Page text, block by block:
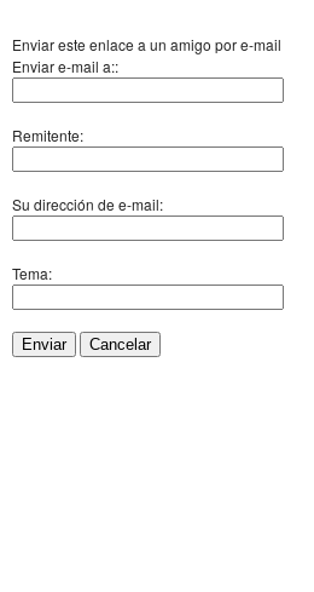
Enviar este enlace a un amigo por e-mail
Enviar e-mail a::
Remitente:
Su dirección de e-mail:
Tema:
Enviar Cancelar